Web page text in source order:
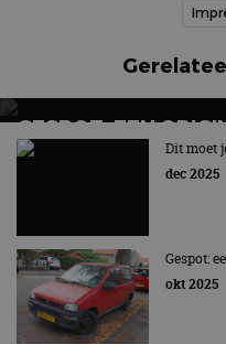
GESPOT: EEN
SUBARU SVX
Futuristisch ruimteschip
Dit moet
dec 2025
Gespot:
okt 2025